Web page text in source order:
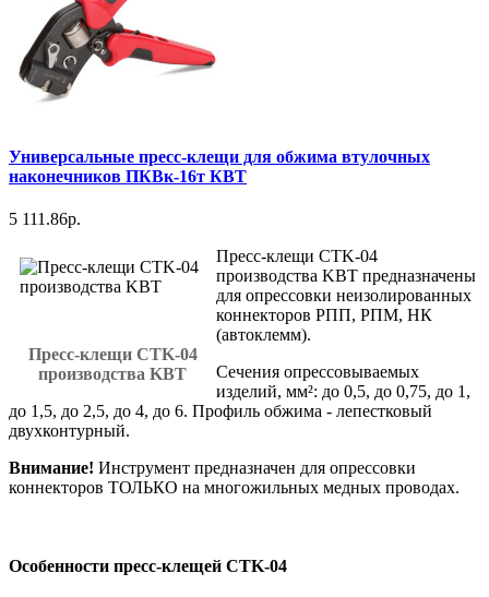
Универсальные пресс-клещи для обжима втулочных
наконечников ПКВк-16т КВТ
5 111.86р.
Пресс-клещи CTK-04
производства KBT
Пресс-клещи CTK-04
производства KBT предназначены
для опрессовки неизолированных
коннекторов РПП, РПМ, НК
(автоклемм).
Cечения опрессовываемых
изделий, мм²: до 0,5, до 0,75, до 1,
до 1,5, до 2,5, до 4, до 6. Профиль обжима - лепестковый
двухконтурный.
Внимание! Инструмент предназначен для опрессовки
коннекторов ТОЛЬКО на многожильных медных проводах.
Особенности пресс-клещей CTK-04